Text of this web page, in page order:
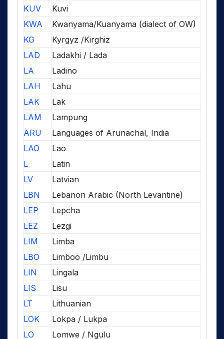
KUV
Kuvi
KWA
Kwanyama/Kuanyama (dialect of OW)
KG
Kyrgyz /Kirghiz
LAD
Ladakhi / Lada
LA
Ladino
LAH
Lahu
LAK
Lak
LAM
Lampung
ARU
Languages of Arunachal, India
LAO
Lao
L
Latin
LV
Latvian
LBN
Lebanon Arabic (North Levantine)
LEP
Lepcha
LEZ
Lezgi
LIM
Limba
LBO
Limboo /Limbu
LIN
Lingala
LIS
Lisu
LT
Lithuanian
LOK
Lokpa / Lukpa
LO
Lomwe / Ngulu